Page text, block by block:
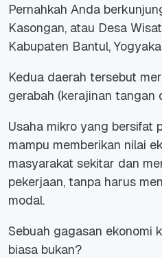
Pernahkah Anda
Kasongan, atau Desa
Kabupaten Bantul,
Kedua daerah tersebut
gerabah (kerajinan tangan
Usaha mikro yang bersifat
mampu memberikan nilai
masyarakat sekitar dan
pekerjaan, tanpa harus
modal.
Sebuah gagasan ekonomi
biasa bukan?